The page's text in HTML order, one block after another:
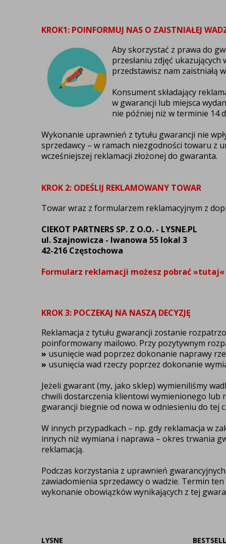
KROK1: POINFORMUJ NAS O ZAISTNIAŁEJ
Aby skorzystać z prawa do
przesłaniu zdjęć
przedstawisz nam zaistniałą
Konsument składający
w gwarancji lub miejsca
nie później niż w terminie 14
Wykonanie uprawnień z tytułu gwarancji nie
sprzedawcy – w ramach niezgodności towaru z
wcześniejszej reklamacji złożonej do gwaranta.
KROK 2: ODEŚLIJ REKLAMOWANY TOWAR
Towar wraz z formularzem reklamacyjnym z
CIEKOT PARTNERS SP. Z O.O. - LYSNE.PL
ul. Szajnowicza - Iwanowa 55 lokal 3
42-216 Częstochowa
Formularz reklamacji możesz pobrać »tutaj«
KROK 3: POCZEKAJ NA NASZĄ DECYZJĘ
Reklamacja z tytułu gwarancji zostanie
poinformowany mailowo. Przy pozytywnym
» usunięcie wad poprzez dokonanie naprawy
» usunięcia wad rzeczy poprzez dokonanie
Jeżeli gwarant (my, jako sklep) wymieniliśmy
chwili dostarczenia klientowi wymienionego lub
gwarancji biegnie od nowa w odniesieniu do tej
W innych przypadkach – np. gdy reklamacja w
innych niż wymiana i naprawa – okres trwania
reklamacją.
Podczas korzystania z uprawnień
zawiadomienia sprzedawcy o wadzie. Termin
wykonanie obowiązków wynikających z tej
LYSNE